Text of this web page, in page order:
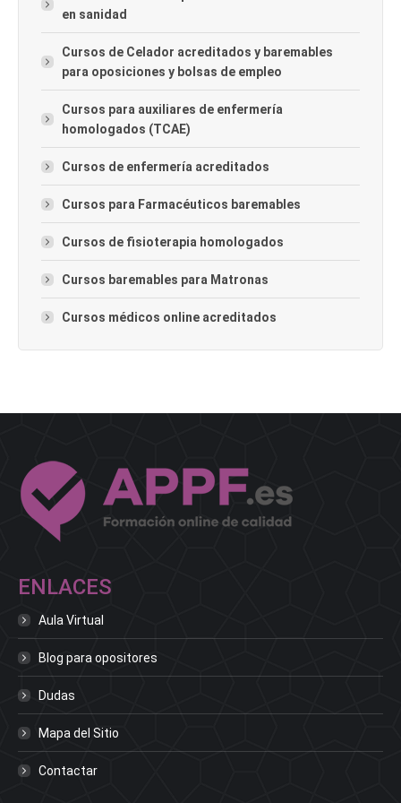
en sanidad
Cursos de Celador acreditados y baremables
para oposiciones y bolsas de empleo
Cursos para auxiliares de enfermería
homologados (TCAE)
Cursos de enfermería acreditados
Cursos para Farmacéuticos baremables
Cursos de fisioterapia homologados
Cursos baremables para Matronas
Cursos médicos online acreditados
ENLACES
Aula Virtual
Blog para opositores
Dudas
Mapa del Sitio
Contactar